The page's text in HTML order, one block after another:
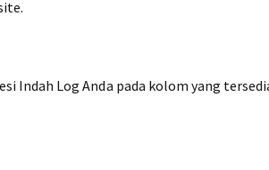
Indah Log Anda pada kolom yang